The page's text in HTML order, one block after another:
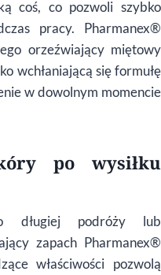
coś, co pozwoli szybko
pracy. Pharmanex®
orzeźwiający miętowy
wchłaniającą się formułę
w dowolnym momencie
po wysiłku
długiej podróży lub
zapach Pharmanex®
właściwości pozwolą